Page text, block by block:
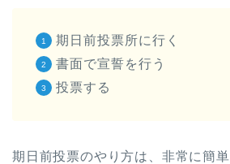
期日前投票所に行く
書面で宣誓を行う
投票する
期日前投票のやり方は、非常に簡